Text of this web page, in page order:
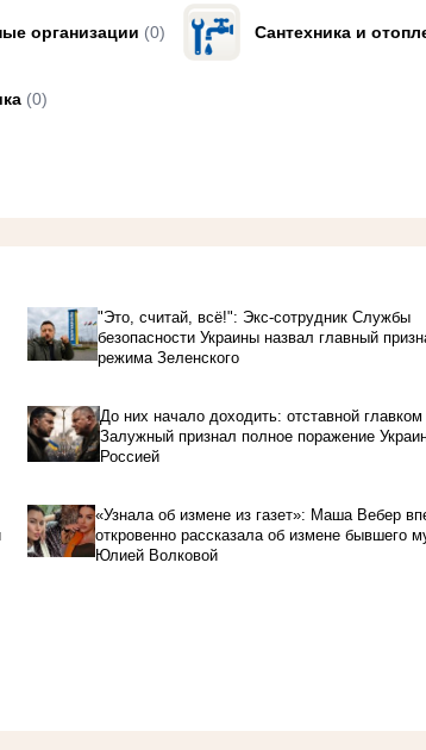
организации (0) Сантехника и
(0)
"Это, считай, всё!": Экс-сотрудник Службы
безопасности Украины назвал главный
режима Зеленского
До них начало доходить: отставной
Залужный признал полное поражение
Россией
«Узнала об измене из газет»: Маша Вебер
откровенно рассказала об измене бывшего
Юлией Волковой